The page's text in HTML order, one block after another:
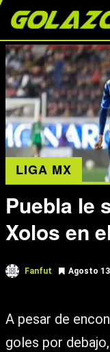
LIGA MX
Puebla le
Xolos en
Fanfut Agosto
A pesar de
goles por debajo,